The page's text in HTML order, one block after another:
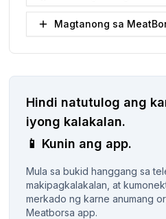
Magtanong sa
Hindi natutulog ang
iyong kalakalan.
📱 Kunin ang app.
Mula sa bukid hanggang sa
makipagkalakalan, at
merkado ng karne anumang
Meatborsa app.